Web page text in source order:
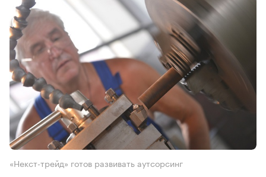
«Некст-трейд» готов развивать аутсорсинг